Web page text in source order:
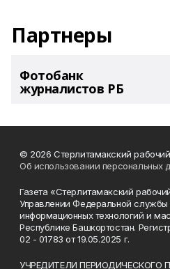
Партнеры
Фотобанк
журналистов РБ
© 2026 Стерлитамакский рабочий
Об использовании персональных
Газета «Стерлитамакский
Управлении Федеральной службы
информационных технологий и
Республике Башкортостан.
02 - 01783 от 19.05.2025 г.
УЧРЕДИТЕЛИ ПЕРИОДИЧЕСКОГО